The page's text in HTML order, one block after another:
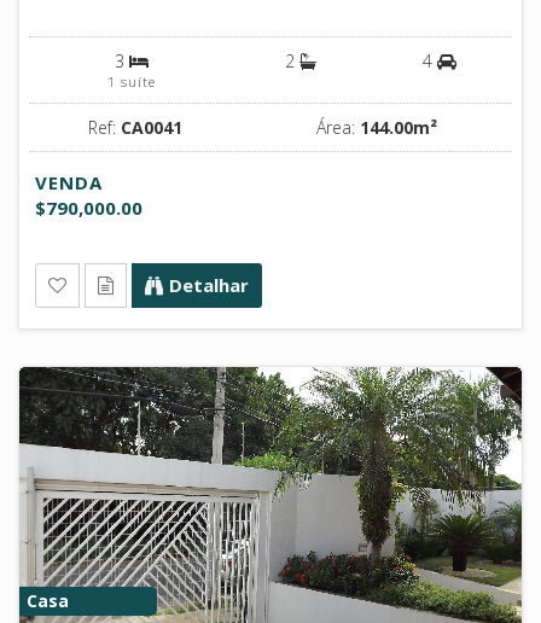
3
1 suíte
2 4
Ref: CA0041 Área: 144.00m²
VENDA
$790,000.00
Detalhar
Casa